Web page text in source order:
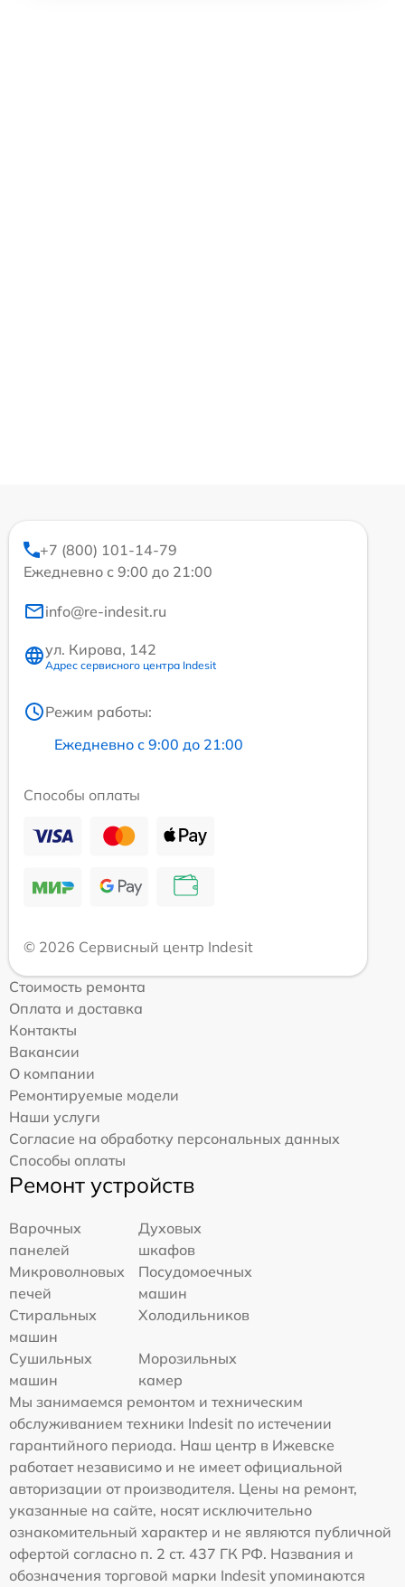
+7 (800) 101-14-79
Ежедневно с 9:00 до 21:00
info@re-indesit.ru
ул. Кирова, 142
Адрес сервисного центра Indesit
Режим работы:
Ежедневно с 9:00 до 21:00
Способы оплаты
© 2026 Сервисный центр Indesit
Стоимость ремонта
Оплата и доставка
Контакты
Вакансии
О компании
Ремонтируемые модели
Наши услуги
Согласие на обработку персональных данных
Способы оплаты
Ремонт устройств
Варочных
панелей
Духовых
шкафов
Микроволновых
печей
Посудомоечных
машин
Стиральных
машин
Холодильников
Сушильных
машин
Морозильных
камер
Мы занимаемся ремонтом и техническим
обслуживанием техники Indesit по истечении
гарантийного периода. Наш центр в Ижевске
работает независимо и не имеет официальной
авторизации от производителя. Цены на ремонт,
указанные на сайте, носят исключительно
ознакомительный характер и не являются публичной
офертой согласно п. 2 ст. 437 ГК РФ. Названия и
обозначения торговой марки Indesit упоминаются